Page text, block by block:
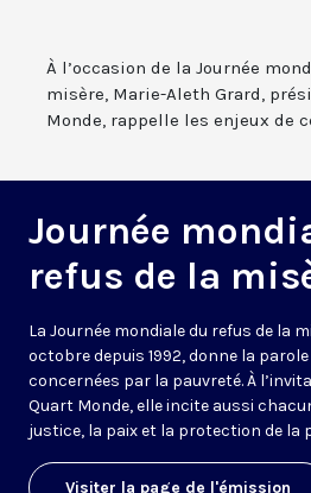
À l’occasion de la Journée
misère, Marie-Aleth Grard,
Monde, rappelle les enjeux de
Journée
refus de la
La Journée mondiale du refus de la
octobre depuis 1992, donne la
concernées par la pauvreté. À
Quart Monde, elle incite aussi
justice, la paix et la protection de la
Visiter la page de l'émission